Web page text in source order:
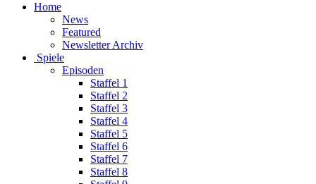
Home
News
Featured
Newsletter Archiv
Spiele
Episoden
Staffel 1
Staffel 2
Staffel 3
Staffel 4
Staffel 5
Staffel 6
Staffel 7
Staffel 8